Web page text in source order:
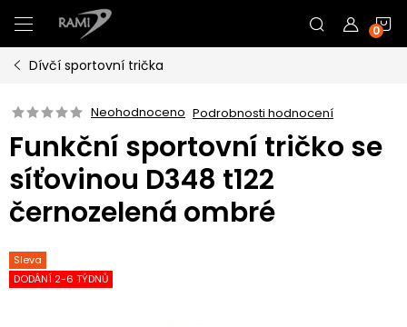
na
obsah
Dívčí sportovní trička
Neohodnoceno Podrobnosti hodnocení
Funkční sportovní tričko se
síťovinou D348 t122
černozelená ombré
Sleva
DODÁNÍ 2-6 TÝDNŮ